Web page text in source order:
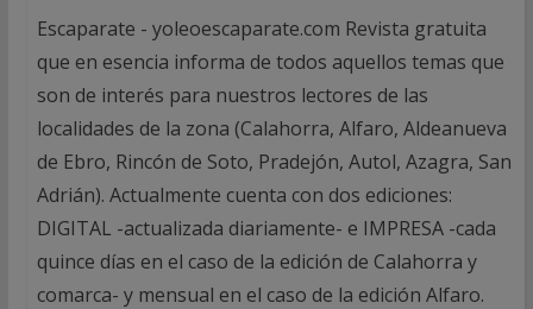
Escaparate - yoleoescaparate.com Revista gratuita
que en esencia informa de todos aquellos temas que
son de interés para nuestros lectores de las
localidades de la zona (Calahorra, Alfaro, Aldeanueva
de Ebro, Rincón de Soto, Pradejón, Autol, Azagra, San
Adrián). Actualmente cuenta con dos ediciones:
DIGITAL -actualizada diariamente- e IMPRESA -cada
quince días en el caso de la edición de Calahorra y
comarca- y mensual en el caso de la edición Alfaro.